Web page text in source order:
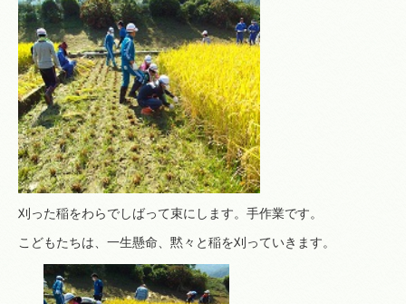
刈った稲をわらでしばって束にします。手作業です。
こどもたちは、一生懸命、黙々と稲を刈っていきます。